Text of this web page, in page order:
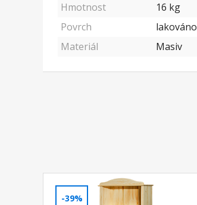
Hmotnost
16 kg
Povrch
lakováno
Materiál
Masiv
-39%